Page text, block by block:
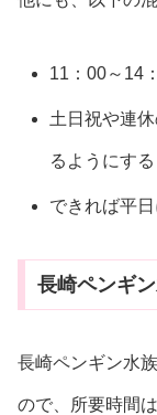
11：00～14
土日祝や連
るようにする
できれば平
長崎ペンギ
長崎ペンギン水
ので、所要時間